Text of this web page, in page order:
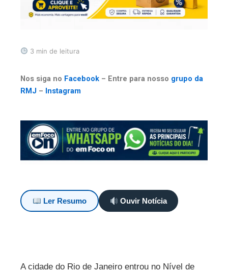
3 min de leitura
Nos siga no Facebook – Entre para nosso grupo da
RMJ – Instagram
Ler Resumo Ouvir Notícia
A cidade do Rio de Janeiro entrou no Nível de